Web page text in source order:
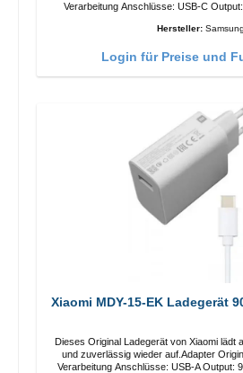
Hersteller: Samsung
Login für Preise und
Xiaomi MDY-15-EK Ladegerät
Dieses Original Ladegerät von Xiaomi lädt
und zuverlässig wieder auf.Adapter Original Xiaomi
Verarbeitung Anschlüsse: USB-A Output: 90W Farbe: Weiss Kabel